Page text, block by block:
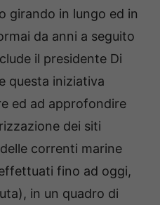
girando in lungo ed in
da anni a seguito
il presidente Di
questa iniziativa
ed ad approfondire
dei siti
correnti marine
fino ad oggi,
in un quadro di